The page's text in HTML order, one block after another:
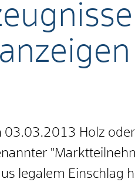
03.03.2013 Holz
legalem Einschlag